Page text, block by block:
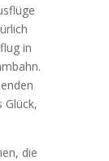
in
Glück,
die